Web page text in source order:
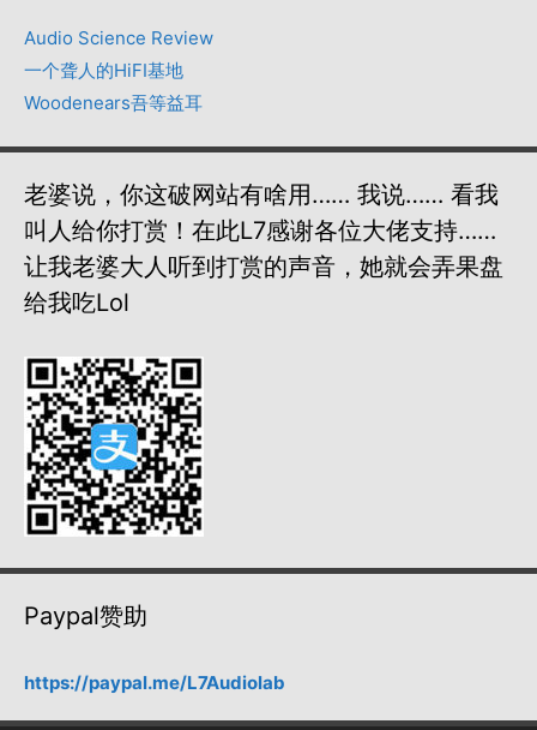
Audio Science Review
一个聋人的HiFI基地
Woodenears吾等益耳
老婆说，你这破网站有啥用…… 我说…… 看我
叫人给你打赏！在此L7感谢各位大佬支持……
让我老婆大人听到打赏的声音，她就会弄果盘
给我吃lol
Paypal赞助
https://paypal.me/L7Audiolab